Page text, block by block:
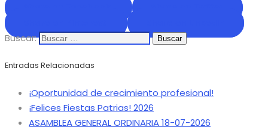
Buscar:
Entradas Relacionadas
¡Oportunidad de crecimiento profesional!
¡Felices Fiestas Patrias! 2026
ASAMBLEA GENERAL ORDINARIA 18-07-2026